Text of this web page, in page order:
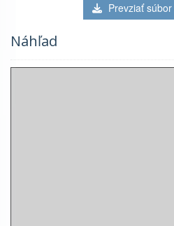
Prevziať súbor
Náhľad